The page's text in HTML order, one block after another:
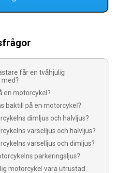
får en tvåhjulig
en motorcykel?
baktill på en motorcykel?
dimljus och halvljus?
varselljus och halvljus?
varselljus och dimljus?
parkeringsljus?
motorcykel vara utrustad